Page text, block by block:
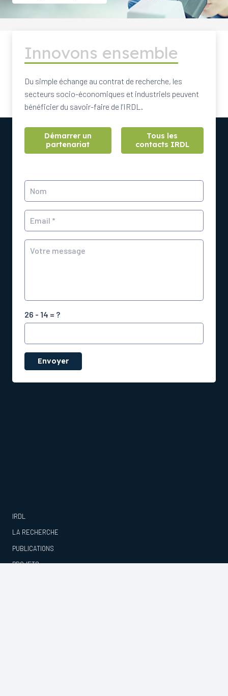
Innovons ensemble
Du simple échange au contrat de recherche, les
secteurs socio-économiques et industriels peuvent
bénéficier du savoir-faire de l’IRDL.
Démarrer un
partenariat
Tous les
contacts IRDL
26 - 14 = ?
Envoyer
IRDL
LA RECHERCHE
PUBLICATIONS
PROJETS